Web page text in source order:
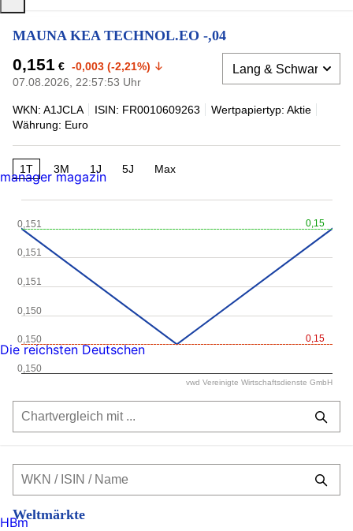
MAUNA KEA TECHNOL.EO -,04
0,151 € -0,003 (-2,21%)
07.08.2026, 22:57:53 Uhr
WKN: A1JCLA ISIN: FR0010609263
Wertpapiertyp: Aktie
Währung: Euro
1T 3M 1J 5J Max
0,15
0,15
0,150
0,151
0,151
0,150
0,150
0,151
vwd Vereinigte Wirtschaftsdienste GmbH
Weltmärkte
manager magazin
Die reichsten Deutschen
HBm